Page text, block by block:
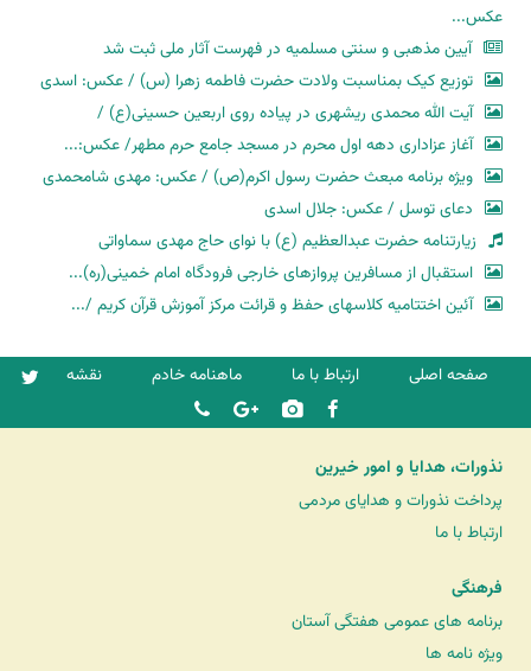
عکس...
آیین مذهبی و سنتی مسلمیه در فهرست آثار ملی ثبت شد
توزیع کیک بمناسبت ولادت حضرت فاطمه زهرا (س) / عکس: اسدی
آیت الله محمدی ریشهری در پیاده روی اربعین حسینی(ع) /
آغاز عزاداری دهه اول محرم در مسجد جامع حرم مطهر/ عکس:...
ویژه برنامه مبعث حضرت رسول اکرم(ص) / عکس: مهدی شامحمدی
دعای توسل / عکس: جلال اسدی
زیارتنامه حضرت عبدالعظیم (ع) با نوای حاج مهدی سماواتی
استقبال از مسافرین پروازهای خارجی فرودگاه امام خمینی(ره)...
آئین اختتامیه کلاسهای حفظ و قرائت مرکز آموزش قرآن کریم /...
صفحه اصلی ارتباط با ما ماهنامه خادم نقشه
نذورات، هدایا و امور خیرین
پرداخت نذورات و هدایای مردمی
ارتباط با ما
فرهنگی
برنامه های عمومی هفتگی آستان
ویژه نامه ها